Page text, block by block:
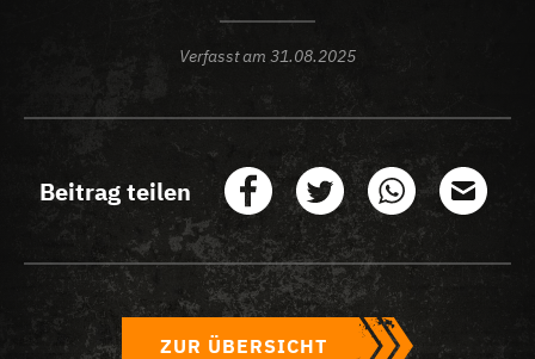
Verfasst am 31.08.2025
Beitrag teilen
ZUR ÜBERSICHT